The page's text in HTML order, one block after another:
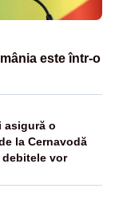
este într-o
asigură o
la Cernavodă
vor